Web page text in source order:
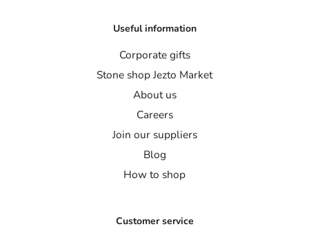
Useful information
Corporate gifts
Stone shop Jezto Market
About us
Careers
Join our suppliers
Blog
How to shop
Customer service